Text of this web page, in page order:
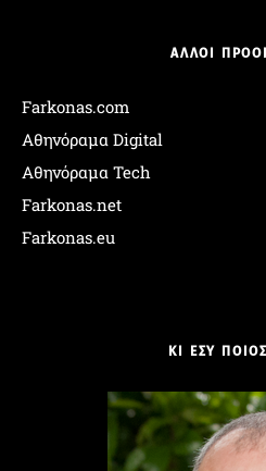
ΑΛΛΟΙ
Farkonas.com
Αθηνόραμα Digital
Αθηνόραμα Tech
Farkonas.net
Farkonas.eu
ΚΙ ΕΣΥ